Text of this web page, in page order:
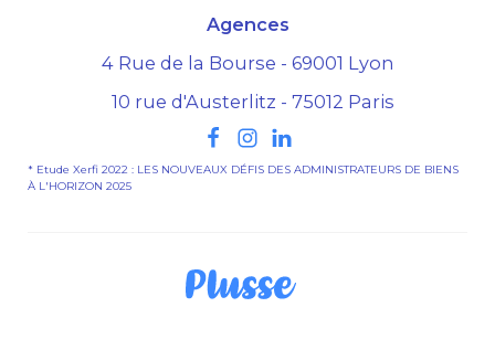
Agences
4 Rue de la Bourse - 69001 Lyon
10 rue d'Austerlitz - 75012 Paris
* Etude Xerfi 2022 : LES NOUVEAUX DÉFIS DES ADMINISTRATEURS DE BIENS
À L'HORIZON 2025